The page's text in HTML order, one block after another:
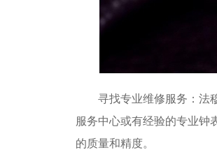
寻找专业维修服务：法穆
服务中心或有经验的专业钟
的质量和精度。